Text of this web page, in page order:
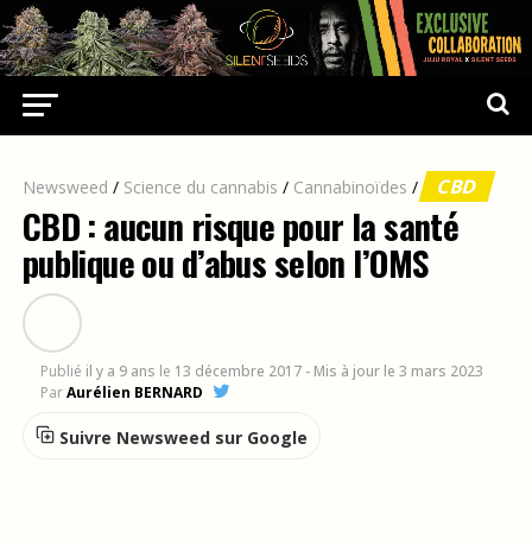
Newsweed / Science du cannabis / Cannabinoïdes / CBD
CBD : aucun risque pour la santé
publique ou d’abus selon l’OMS
Publié il y a 9 ans le 13 décembre 2017 - Mis à jour le 3 mars 2023
ParAurélien BERNARD
Suivre Newsweed sur Google